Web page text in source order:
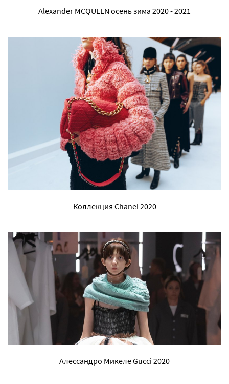
Alexander MCQUEEN осень зима 2020 - 2021
Коллекция Chanel 2020
Алессандро Микеле Gucci 2020